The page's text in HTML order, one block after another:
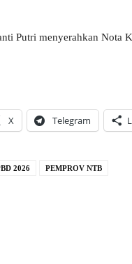
Putri menyerahkan Nota
X Telegram
2026 PEMPROV NTB